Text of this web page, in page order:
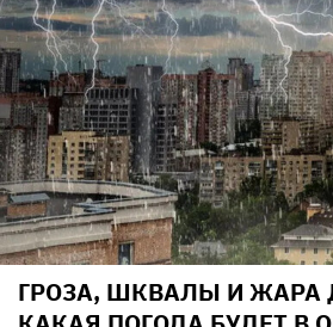
ГРОЗА, ШКВАЛЫ И ЖАРА